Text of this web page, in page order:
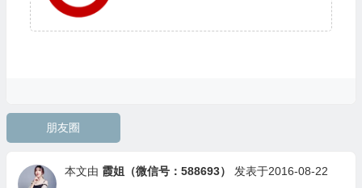
朋友圈
本文由 霞姐（微信号：588693）
发表于2016-08-22